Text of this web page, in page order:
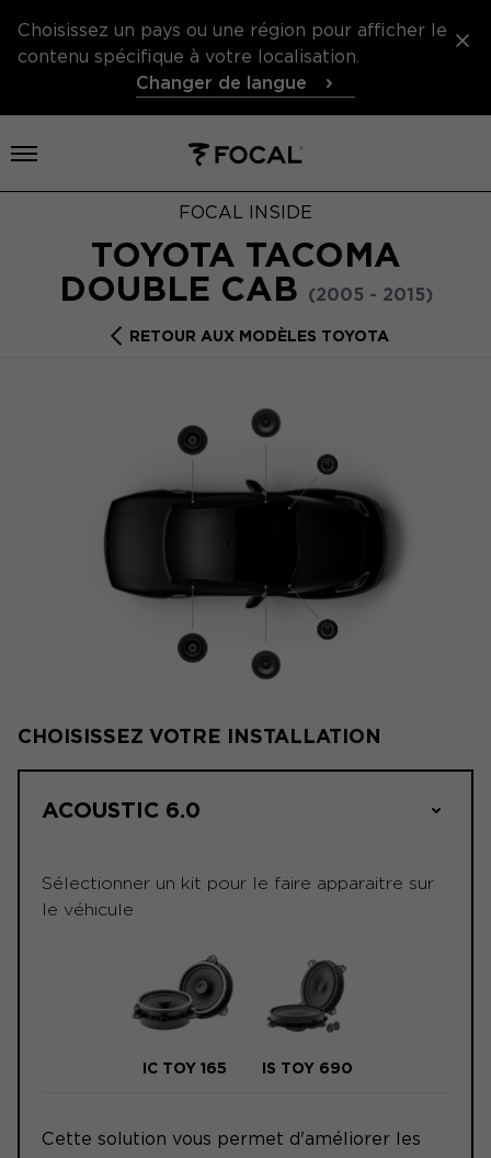
Choisissez un pays ou une région pour afficher le
contenu spécifique à votre localisation.
Changer de langue
Ouvrir le menu
FOCAL INSIDE
TOYOTA TACOMA
DOUBLE CAB (2005 - 2015)
RETOUR AUX MODÈLES TOYOTA
CHOISISSEZ VOTRE INSTALLATION
ACOUSTIC 6.0
Sélectionner un kit pour le faire apparaitre sur
le véhicule
IC TOY 165 IS TOY 690
Cette solution vous permet d'améliorer les